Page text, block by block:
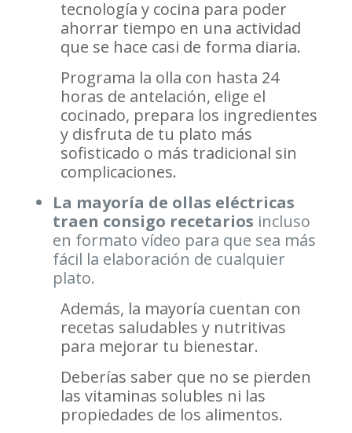
tecnología y cocina para poder
ahorrar tiempo en una actividad
que se hace casi de forma diaria.
Programa la olla con hasta 24
horas de antelación, elige el
cocinado, prepara los ingredientes
y disfruta de tu plato más
sofisticado o más tradicional sin
complicaciones.
La mayoría de ollas eléctricas
traen consigo recetarios incluso
en formato vídeo para que sea más
fácil la elaboración de cualquier
plato.
Además, la mayoría cuentan con
recetas saludables y nutritivas
para mejorar tu bienestar.
Deberías saber que no se pierden
las vitaminas solubles ni las
propiedades de los alimentos.